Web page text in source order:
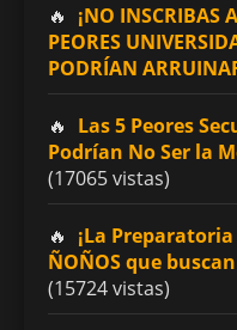
¡NO INSCRIBAS
PEORES
PODRÍAN
Las 5 Peores
Podrían No Ser la
(17065 vistas)
¡La
ÑOÑOS que
(15724 vistas)